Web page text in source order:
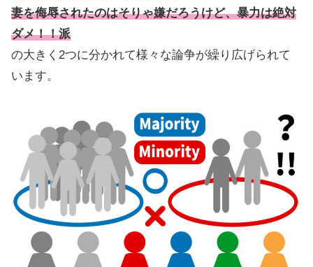
妻を侮辱されたのはそりゃ嫌だろうけど、暴力は絶対
ダメ！！派
の大きく2つに分かれて様々な論争が繰り広げられて
います。